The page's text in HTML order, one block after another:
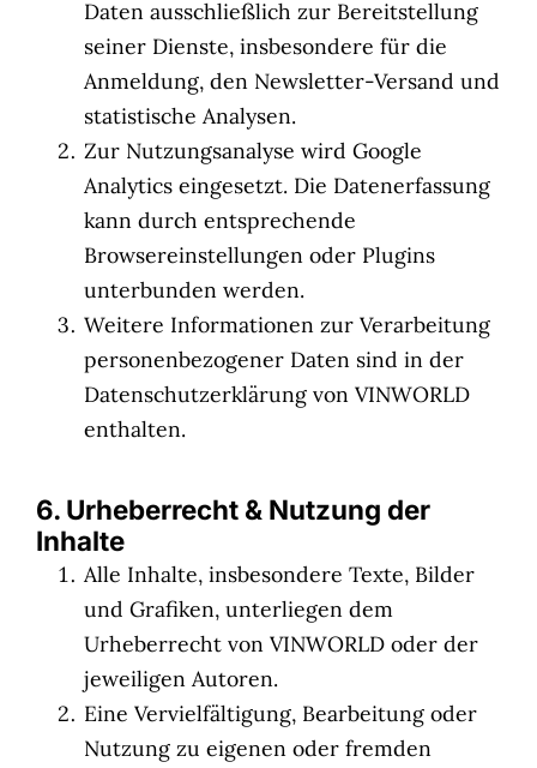
Daten ausschließlich zur Bereitstellung
seiner Dienste, insbesondere für die
Anmeldung, den Newsletter-Versand und
statistische Analysen.
Zur Nutzungsanalyse wird Google
Analytics eingesetzt. Die Datenerfassung
kann durch entsprechende
Browsereinstellungen oder Plugins
unterbunden werden.
Weitere Informationen zur Verarbeitung
personenbezogener Daten sind in der
Datenschutzerklärung von VINWORLD
enthalten.
6. Urheberrecht & Nutzung der
Inhalte
Alle Inhalte, insbesondere Texte, Bilder
und Grafiken, unterliegen dem
Urheberrecht von VINWORLD oder der
jeweiligen Autoren.
Eine Vervielfältigung, Bearbeitung oder
Nutzung zu eigenen oder fremden